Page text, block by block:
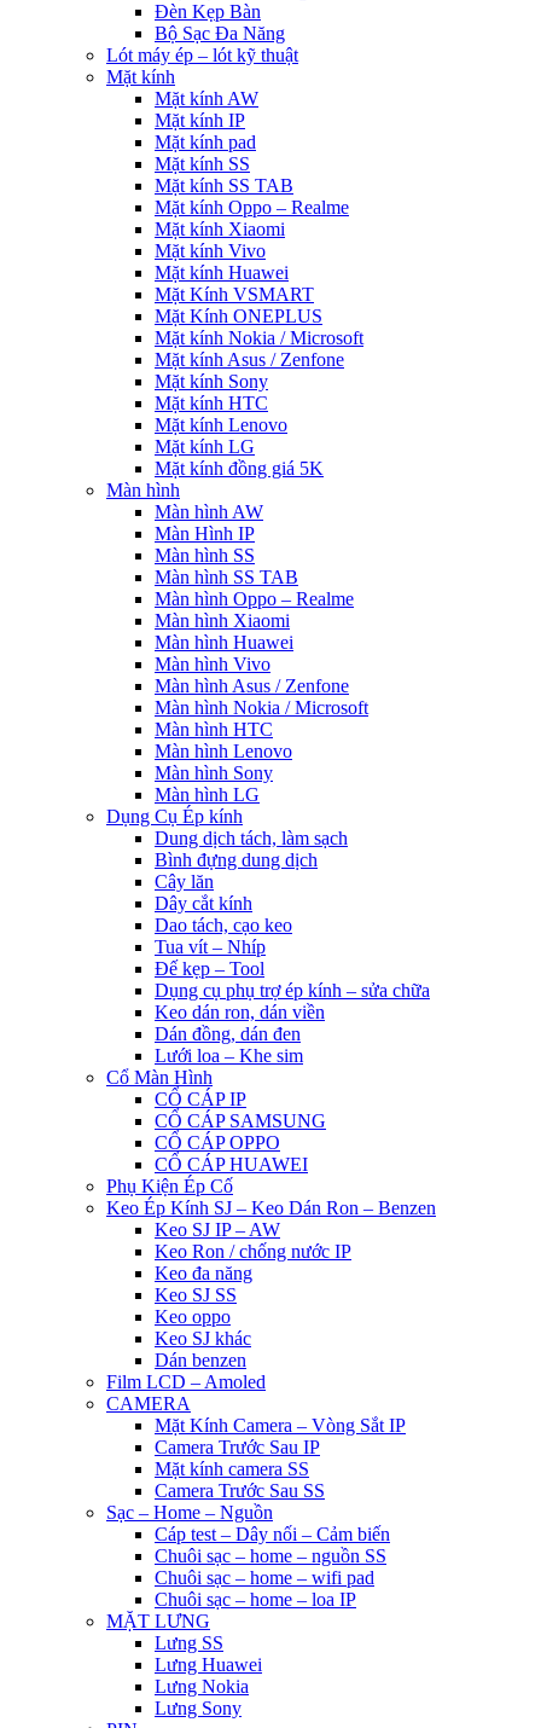
Đèn Kẹp Bàn
Bộ Sạc Đa Năng
Lót máy ép – lót kỹ thuật
Mặt kính
Mặt kính AW
Mặt kính IP
Mặt kính pad
Mặt kính SS
Mặt kính SS TAB
Mặt kính Oppo – Realme
Mặt kính Xiaomi
Mặt kính Vivo
Mặt kính Huawei
Mặt Kính VSMART
Mặt Kính ONEPLUS
Mặt kính Nokia / Microsoft
Mặt kính Asus / Zenfone
Mặt kính Sony
Mặt kính HTC
Mặt kính Lenovo
Mặt kính LG
Mặt kính đồng giá 5K
Màn hình
Màn hình AW
Màn Hình IP
Màn hình SS
Màn hình SS TAB
Màn hình Oppo – Realme
Màn hình Xiaomi
Màn hình Huawei
Màn hình Vivo
Màn hình Asus / Zenfone
Màn hình Nokia / Microsoft
Màn hình HTC
Màn hình Lenovo
Màn hình Sony
Màn hình LG
Dụng Cụ Ép kính
Dung dịch tách, làm sạch
Bình đựng dung dịch
Cây lăn
Dây cắt kính
Dao tách, cạo keo
Tua vít – Nhíp
Đế kẹp – Tool
Dụng cụ phụ trợ ép kính – sửa chữa
Keo dán ron, dán viền
Dán đồng, dán đen
Lưới loa – Khe sim
Cổ Màn Hình
CỔ CÁP IP
CỔ CÁP SAMSUNG
CỔ CÁP OPPO
CỔ CÁP HUAWEI
Phụ Kiện Ép Cố
Keo Ép Kính SJ – Keo Dán Ron – Benzen
Keo SJ IP – AW
Keo Ron / chống nước IP
Keo đa năng
Keo SJ SS
Keo oppo
Keo SJ khác
Dán benzen
Film LCD – Amoled
CAMERA
Mặt Kính Camera – Vòng Sắt IP
Camera Trước Sau IP
Mặt kính camera SS
Camera Trước Sau SS
Sạc – Home – Nguồn
Cáp test – Dây nối – Cảm biến
Chuôi sạc – home – nguồn SS
Chuôi sạc – home – wifi pad
Chuôi sạc – home – loa IP
MẶT LƯNG
Lưng SS
Lưng Huawei
Lưng Nokia
Lưng Sony